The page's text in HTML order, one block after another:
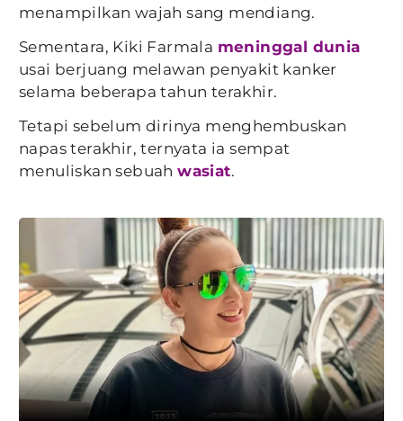
menampilkan wajah sang mendiang.
Sementara, Kiki Farmala meninggal dunia
usai berjuang melawan penyakit kanker
selama beberapa tahun terakhir.
Tetapi sebelum dirinya menghembuskan
napas terakhir, ternyata ia sempat
menuliskan sebuahwasiat.